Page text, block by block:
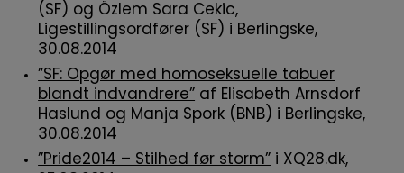
(SF) og Özlem Sara Cekic,
Ligestillingsordfører (SF) i Berlingske,
30.08.2014
”SF: Opgør med homoseksuelle tabuer
blandt indvandrere” af Elisabeth Arnsdorf
Haslund og Manja Spork (BNB) i Berlingske,
30.08.2014
”Pride2014 – Stilhed før storm” i XQ28.dk,